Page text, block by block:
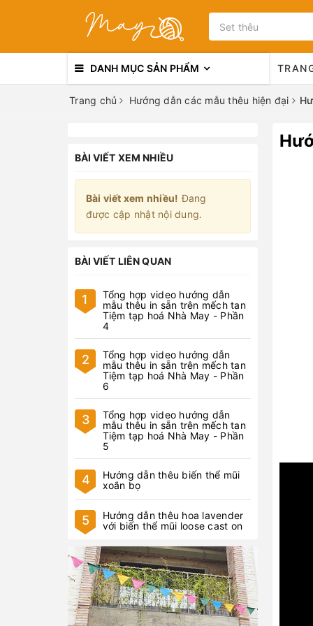
DANH MỤC SẢN PHẨM
Trang chủ Hướng dẫn các mẫu thêu hiện đại
BÀI VIẾT XEM NHIỀU
Bài viết xem nhiều! Đang
được cập nhật nội dung.
BÀI VIẾT LIÊN QUAN
1
Tổng hợp video hướng dẫn
mẫu thêu in sẵn trên mếch tan
Tiệm tạp hoá Nhà May - Phần
4
2
Tổng hợp video hướng dẫn
mẫu thêu in sẵn trên mếch tan
Tiệm tạp hoá Nhà May - Phần
6
3
Tổng hợp video hướng dẫn
mẫu thêu in sẵn trên mếch tan
Tiệm tạp hoá Nhà May - Phần
5
4
Hướng dẫn thêu biến thể mũi
xoắn bọ
5
Hướng dẫn thêu hoa lavender
với biến thể mũi loose cast on